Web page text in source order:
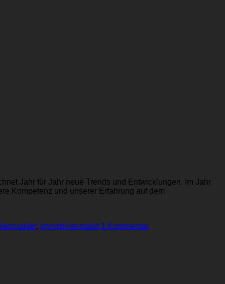
Jahr für Jahr neue Trends und Entwicklungen. Im Jahr
Kompetenz und unserer Erfahrung auf dem
, Immobilienmarkt 1 Kommentar